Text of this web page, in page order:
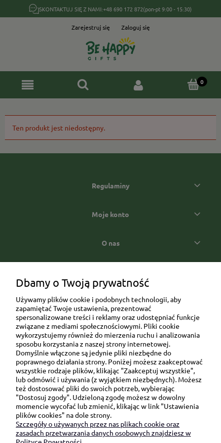
SKONTAKTUJ SIĘ Z NAMI:+48 690 172 872(pon-pt 9:00 - 15:30)
Zarejestruj się Zaloguj się
Ten produkt jest niedostępny.
Regulaminy
Moje konto
O nas
Ul. Brukowa 6/8 lok. 57/58
91-341 Łódź
NIP: 6751510615
SKONTAKTUJ SIĘ Z NAMI:
sklep@be-happygifts.com
+48 690 172 872
Dbamy o Twoją prywatność
Używamy plików cookie i podobnych technologii, aby
zapamiętać Twoje ustawienia, prezentować
spersonalizowane treści i reklamy oraz udostępniać funkcje
związane z mediami społecznościowymi. Pliki cookie
wykorzystujemy również do mierzenia ruchu i analizowania
sposobu korzystania z naszej strony internetowej.
Domyślnie włączone są jedynie pliki niezbędne do
poprawnego działania strony. Poniżej możesz zaakceptować
wszystkie rodzaje plików, klikając "Zaakceptuj wszystkie",
lub odmówić i używania (z wyjątkiem niezbędnych). Możesz
też dostosować pliki do swoich potrzeb, wybierając
"Dostosuj zgody". Udzieloną zgodę możesz w dowolny
momencie wycofać lub zmienić, klikając w link "Ustawienia
plików cookies" na dole strony.
Szczegóły o używanych przez nas plikach cookie oraz
zasadach przetwarzania danych osobowych znajdziesz w